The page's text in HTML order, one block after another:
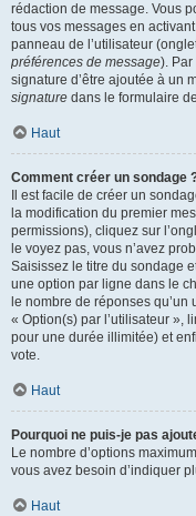
rédaction de message. Vous
tous vos messages en
panneau de l’utilisateur
préférences de message).
signature d’être ajoutée à un
signature dans le formulaire
Haut
Comment créer un sondage
Il est facile de créer un
la modification du premier
permissions), cliquez sur
le voyez pas, vous n’avez
Saisissez le titre du sondage
une option par ligne dans le
le nombre de réponses
« Option(s) par l’utilisateur »,
pour une durée illimitée) et
vote.
Haut
Pourquoi ne puis-je pas
Le nombre d’options
vous avez besoin d’indiquer
Haut